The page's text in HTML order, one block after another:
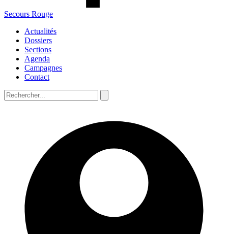
Secours Rouge
Actualités
Dossiers
Sections
Agenda
Campagnes
Contact